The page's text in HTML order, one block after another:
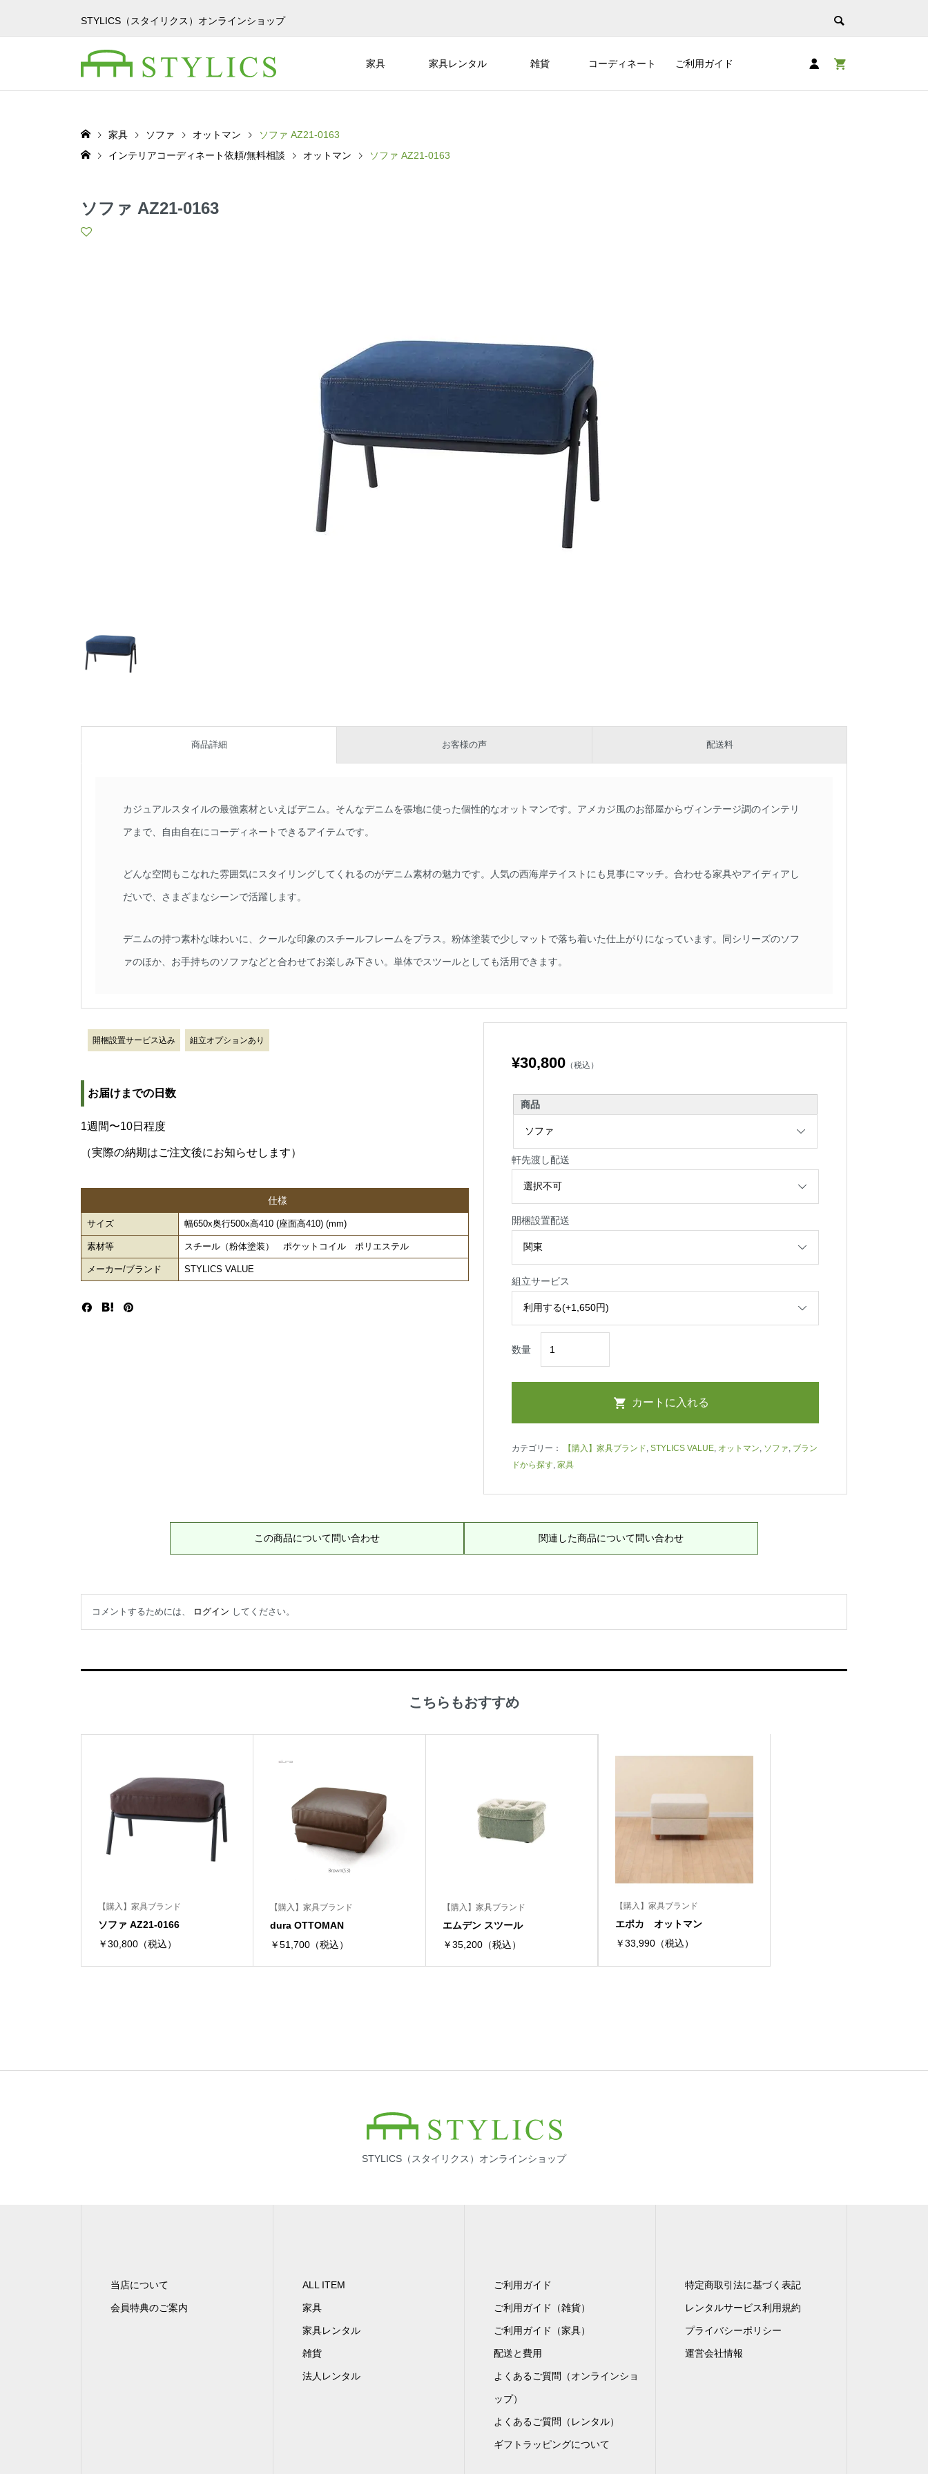
STYLICS（スタイリクス）オンラインショップ
家具 家具レンタル 雑貨 コーディネート ご利用ガイド
家具 ソファ オットマン
ソファ AZ21-0163
インテリアコーディネート依頼/無料相談
オットマン ソファ AZ21-0163
ソファ AZ21-0163
商品詳細 お客様の声 配送料
カジュアルスタイルの最強素材といえばデニム。そんなデニムを張地に使った個性的なオットマンです。アメカジ風のお部屋からヴィンテージ調のインテリ
アまで、自由自在にコーディネートできるアイテムです。
どんな空間もこなれた雰囲気にスタイリングしてくれるのがデニム素材の魅力です。人気の西海岸テイストにも見事にマッチ。合わせる家具やアイディアし
だいで、さまざまなシーンで活躍します。
デニムの持つ素朴な味わいに、クールな印象のスチールフレームをプラス。粉体塗装で少しマットで落ち着いた仕上がりになっています。同シリーズのソフ
ァのほか、お手持ちのソファなどと合わせてお楽しみ下さい。単体でスツールとしても活用できます。
開梱設置サービス込み 組立オプションあり
お届けまでの日数
1週間〜10日程度
（実際の納期はご注文後にお知らせします）
仕様
サイズ 幅650x奥行500x高410 (座面高410) (mm)
素材等 スチール（粉体塗装） ポケットコイル ポリエステル
メーカー/ブランド STYLICS VALUE
¥30,800（税込）
商品
軒先渡し配送
開梱設置配送
組立サービス
数量
カテゴリー： 【購入】家具ブランド, STYLICS VALUE, オットマン, ソファ, ブラン
ドから探す, 家具
この商品について問い合わせ 関連した商品について問い合わせ
コメントするためには、 ログイン してください。
こちらもおすすめ
【購入】家具ブランド
ソファ AZ21-0166
￥30,800（税込）
【購入】家具ブランド
dura OTTOMAN
￥51,700（税込）
【購入】家具ブランド
エムデン スツール
￥35,200（税込）
【購入】家具ブランド
エポカ オットマン
￥33,990（税込）
STYLICS（スタイリクス）オンラインショップ
当店について
会員特典のご案内
ALL ITEM
家具
家具レンタル
雑貨
法人レンタル
ご利用ガイド
ご利用ガイド（雑貨）
ご利用ガイド（家具）
配送と費用
よくあるご質問（オンラインショ
ップ）
よくあるご質問（レンタル）
ギフトラッピングについて
特定商取引法に基づく表記
レンタルサービス利用規約
プライバシーポリシー
運営会社情報